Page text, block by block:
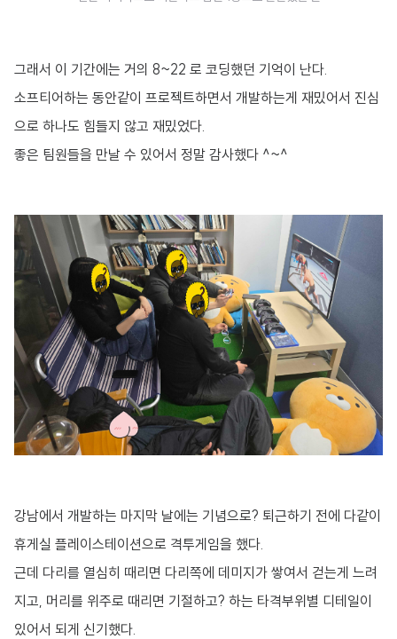
그래서 이 기간에는 거의 8~22 로 코딩했던 기억이 난다.
소프티어하는 동안같이 프로젝트하면서 개발하는게 재밌어서 진심
으로 하나도 힘들지 않고 재밌었다.
좋은 팀원들을 만날 수 있어서 정말 감사했다 ^~^
강남에서 개발하는 마지막 날에는 기념으로? 퇴근하기 전에 다같이
휴게실 플레이스테이션으로 격투게임을 했다.
근데 다리를 열심히 때리면 다리쪽에 데미지가 쌓여서 걷는게 느려
지고, 머리를 위주로 때리면 기절하고? 하는 타격부위별 디테일이
있어서 되게 신기했다.